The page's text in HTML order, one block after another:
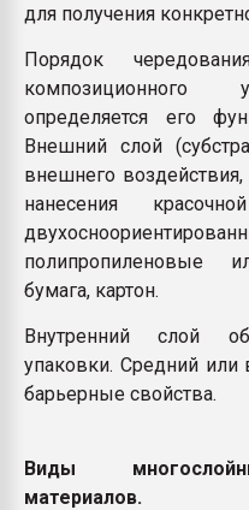
для получения
Порядок
композиционного
определяется его
Внешний слой
внешнего
нанесения
полипропиленовые
бумага, картон.
Внутренний слой
упаковки. Средний
барьерные свойства.
Виды
материалов.